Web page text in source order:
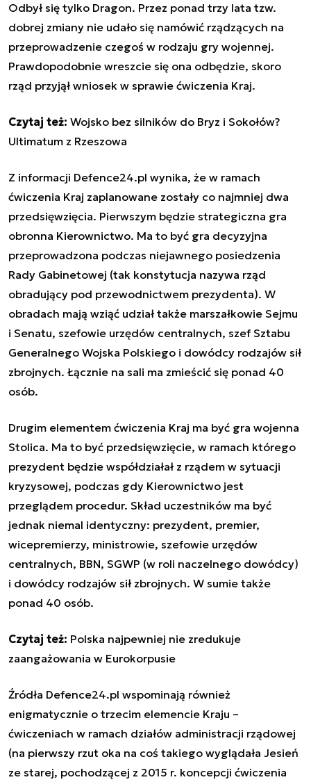
Odbył się tylko Dragon. Przez ponad trzy lata tzw.
dobrej zmiany nie udało się namówić rządzących na
przeprowadzenie czegoś w rodzaju gry wojennej.
Prawdopodobnie wreszcie się ona odbędzie, skoro
rząd przyjął wniosek w sprawie ćwiczenia Kraj.
Czytaj też: Wojsko bez silników do Bryz i Sokołów?
Ultimatum z Rzeszowa
Z informacji Defence24.pl wynika, że w ramach
ćwiczenia Kraj zaplanowane zostały co najmniej dwa
przedsięwzięcia. Pierwszym będzie strategiczna gra
obronna Kierownictwo. Ma to być gra decyzyjna
przeprowadzona podczas niejawnego posiedzenia
Rady Gabinetowej (tak konstytucja nazywa rząd
obradujący pod przewodnictwem prezydenta). W
obradach mają wziąć udział także marszałkowie Sejmu
i Senatu, szefowie urzędów centralnych, szef Sztabu
Generalnego Wojska Polskiego i dowódcy rodzajów sił
zbrojnych. Łącznie na sali ma zmieścić się ponad 40
osób.
Drugim elementem ćwiczenia Kraj ma być gra wojenna
Stolica. Ma to być przedsięwzięcie, w ramach którego
prezydent będzie współdziałał z rządem w sytuacji
kryzysowej, podczas gdy Kierownictwo jest
przeglądem procedur. Skład uczestników ma być
jednak niemal identyczny: prezydent, premier,
wicepremierzy, ministrowie, szefowie urzędów
centralnych, BBN, SGWP (w roli naczelnego dowódcy)
i dowódcy rodzajów sił zbrojnych. W sumie także
ponad 40 osób.
Czytaj też: Polska najpewniej nie zredukuje
zaangażowania w Eurokorpusie
Źródła Defence24.pl wspominają również
enigmatycznie o trzecim elemencie Kraju –
ćwiczeniach w ramach działów administracji rządowej
(na pierwszy rzut oka na coś takiego wyglądała Jesień
ze starej, pochodzącej z 2015 r. koncepcji ćwiczenia